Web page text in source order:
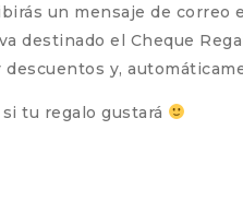
un mensaje de correo
destinado el Cheque
y,
tu regalo gustará